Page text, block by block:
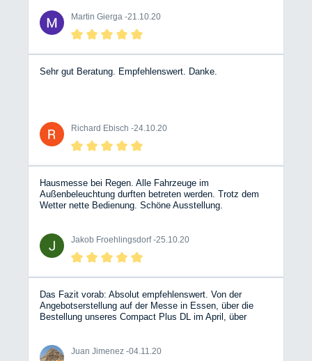
Martin Gierga -21.10.20
Sehr gut Beratung. Empfehlenswert. Danke.
Richard Ebisch -24.10.20
Hausmesse bei Regen. Alle Fahrzeuge im
Außenbeleuchtung durften betreten werden. Trotz dem
Wetter nette Bedienung. Schöne Ausstellung.
Jakob Froehlingsdorf -25.10.20
Das Fazit vorab: Absolut empfehlenswert. Von der
Angebotserstellung auf der Messe in Essen, über die
Bestellung unseres Compact Plus DL im April, über
hatten wir mehrere Kontakte mit unterschiedlichen
Juan Jimenez -04.11.20